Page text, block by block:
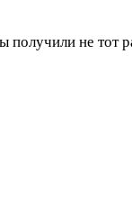
получили не тот